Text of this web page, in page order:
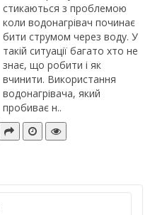
стикаються з проблемою
коли водонагрівач починає
бити струмом через воду. У
такій ситуації багато хто не
знає, що робити і як
вчинити. Використання
водонагрівача, який
пробиває н..